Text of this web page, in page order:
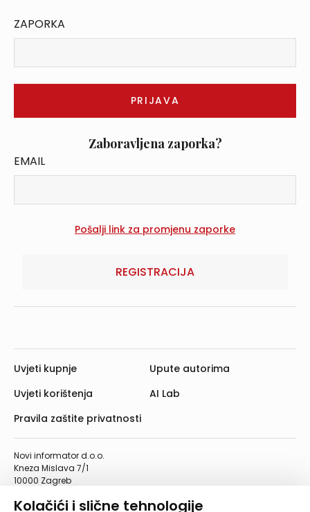
Kolačići i slične tehnologije
ZAPORKA
Zaboravljena zaporka?
EMAIL
REGISTRACIJA
Novi informator d.o.o.
Kneza Mislava 7/1
10000 Zagreb
Telefaks: 01/4612-553
Uvjeti kupnje
Uvjeti korištenja
Pravila zaštite privatnosti
Upute autorima
AI Lab